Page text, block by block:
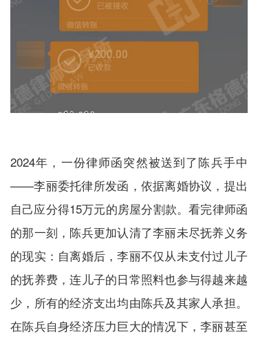
2024年，一份律师函突然被送到了陈兵手中
——李丽委托律所发函，依据离婚协议，提出
自己应分得15万元的房屋分割款。看完律师函
的那一刻，陈兵更加认清了李丽未尽抚养义务
的现实：自离婚后，李丽不仅从未支付过儿子
的抚养费，连儿子的日常照料也参与得越来越
少，所有的经济支出均由陈兵及其家人承担。
在陈兵自身经济压力巨大的情况下，李丽甚至